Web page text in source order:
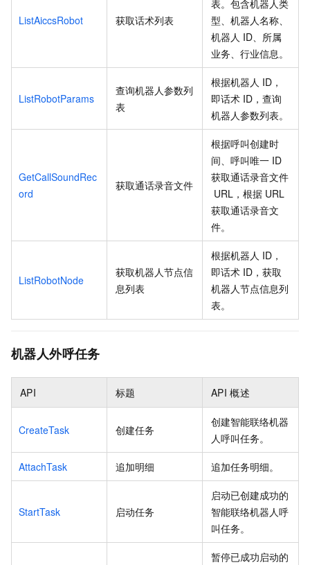
ListAiccsRobot 获取话术列表
表。包含机器人类
型、机器人名称、
机器人 ID、所属
业务、行业信息。
ListRobotParams
查询机器人参数列
表
根据机器人 ID，
即话术 ID，查询
机器人参数列表。
GetCallSoundRec
ord
获取通话录音文件
根据呼叫创建时
间、呼叫唯一 ID
获取通话录音文件
URL，根据 URL
获取通话录音文
件。
ListRobotNode
获取机器人节点信
息列表
根据机器人 ID，
即话术 ID，获取
机器人节点信息列
表。
机器人外呼任务
API 标题 API 概述
CreateTask 创建任务
创建智能联络机器
人呼叫任务。
AttachTask 追加明细 追加任务明细。
StartTask 启动任务
启动已创建成功的
智能联络机器人呼
叫任务。
暂停已成功启动的